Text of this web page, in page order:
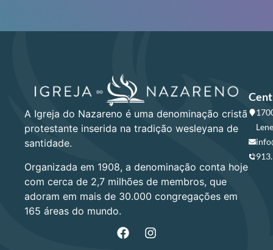
A Igreja do Nazareno é uma denominação cristã
protestante inserida na tradição wesleyana de
santidade.
Organizada em 1908, a denominação conta hoje
com cerca de 2,7 milhões de membros, que
adoram em mais de 30.000 congregações em
165 áreas do mundo.